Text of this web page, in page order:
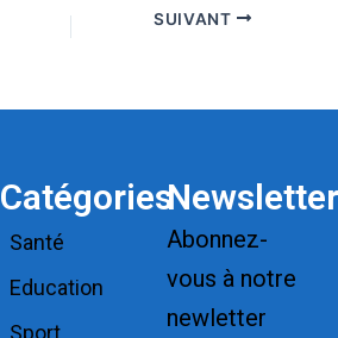
SUIVANT
Catégories
Santé
Education
Sport
Newsletter
Abonnez-
vous à notre
newletter